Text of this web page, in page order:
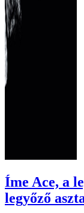
Íme Ace, a
legyőző